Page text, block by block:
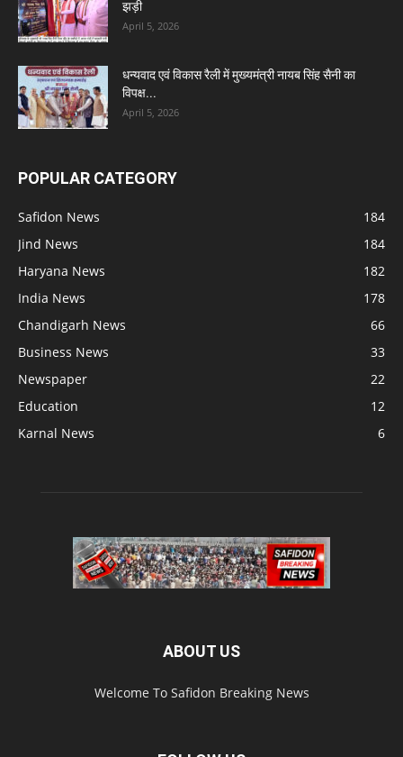
झड़ी
April 5, 2026
धन्यवाद एवं विकास रैली में मुख्यमंत्री नायब सिंह सैनी का
विपक्ष...
April 5, 2026
POPULAR CATEGORY
Safidon News
184
Jind News
184
Haryana News
182
India News
178
Chandigarh News
66
Business News
33
Newspaper
22
Education
12
Karnal News
6
ABOUT US
Welcome To Safidon Breaking News